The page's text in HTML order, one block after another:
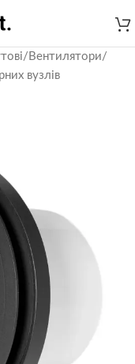
/ Вентилятори/
вузлів